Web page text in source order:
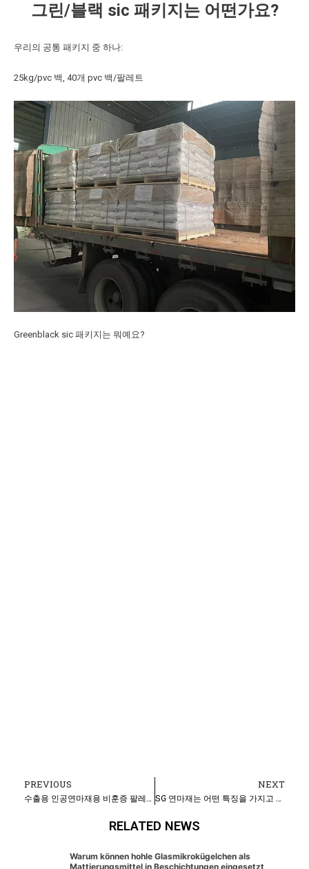
그린/블랙 sic 패키지는 어떤가요?
우리의 공통 패키지 중 하나:
25kg/pvc 백, 40개 pvc 백/팔레트
Greenblack sic 패키지는 뭐예요?
Prev
PREVIOUS
수출용 인공연마재용 비훈증 팔레트
NEXT
SG 연마재는 어떤 특징을 가지고 있나요?
RELATED NEWS
Warum können hohle Glasmikrokügelchen als
Mattierungsmittel in Beschichtungen eingesetzt